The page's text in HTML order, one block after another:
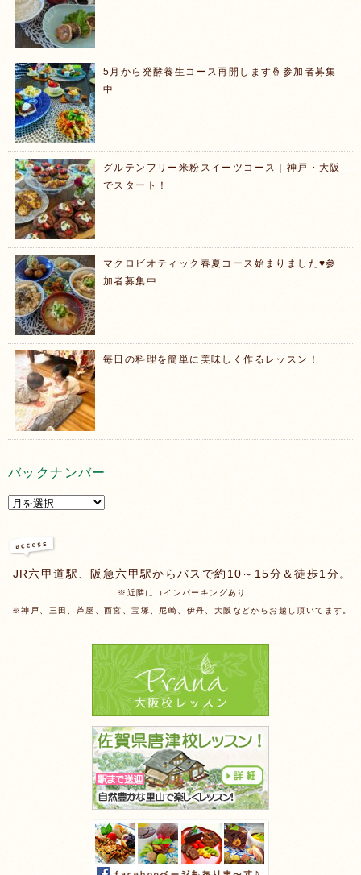
5月から発酵養生コース再開します🤞参加者募集
中
グルテンフリー米粉スイーツコース｜神戸・大阪
でスタート！
マクロビオティック春夏コース始まりました♥️参
加者募集中
毎日の料理を簡単に美味しく作るレッスン！
バックナンバー
JR六甲道駅、阪急六甲駅からバスで約10～15分＆徒歩1分。
※近隣にコインパーキングあり
※神戸、三田、芦屋、西宮、宝塚、尼崎、伊丹、大阪などからお越し頂いてます。